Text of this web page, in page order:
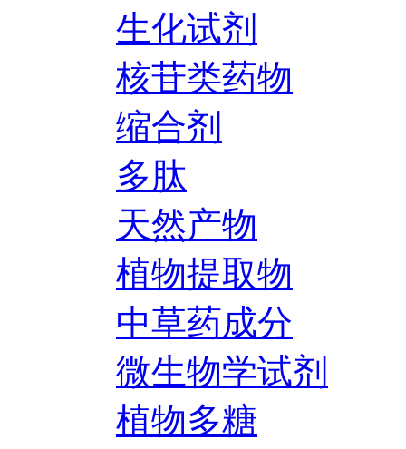
生化试剂
核苷类药物
缩合剂
多肽
天然产物
植物提取物
中草药成分
微生物学试剂
植物多糖